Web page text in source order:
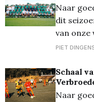
laten
Naar
dit
van onze
fileerde
League... Lee Johnson is een toffe pee.
Laat
in HBvL
PIET
Schaal
Naar